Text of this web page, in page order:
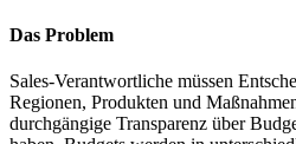
Das Problem
Sales-Verantwortliche müssen
Regionen, Produkten und
durchgängige Transparenz über